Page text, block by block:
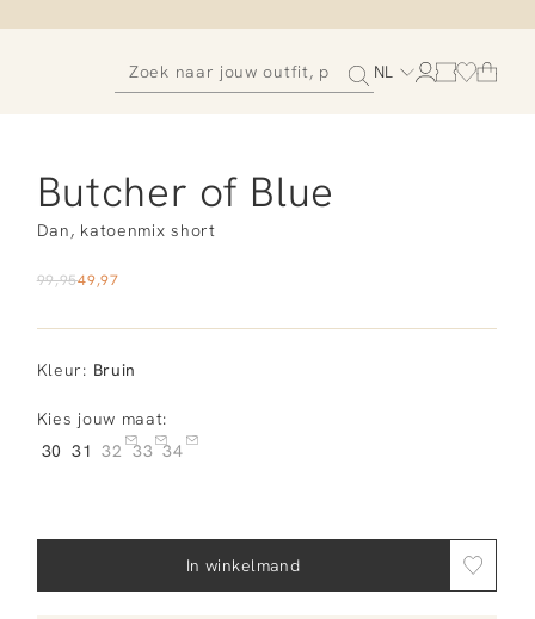
NL
Butcher of Blue
Dan, katoenmix short
99,9549,97
Kleur: Bruin
Kies jouw maat:
30 31 32 33 34
In winkelmand